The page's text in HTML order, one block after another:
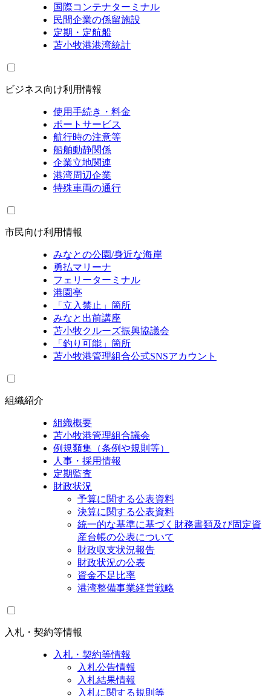
国際コンテナターミナル
民間企業の係留施設
定期・定航船
苫小牧港港湾統計
ビジネス向け利用情報
使用手続き・料金
ポートサービス
航行時の注意等
船舶動静関係
企業立地関連
港湾周辺企業
特殊車両の通行
市民向け利用情報
みなとの公園/身近な海岸
勇払マリーナ
フェリーターミナル
港園亭
「立入禁止」箇所
みなと出前講座
苫小牧クルーズ振興協議会
「釣り可能」箇所
苫小牧港管理組合公式SNSアカウント
組織紹介
組織概要
苫小牧港管理組合議会
例規類集（条例や規則等）
人事・採用情報
定期監査
財政状況
予算に関する公表資料
決算に関する公表資料
統一的な基準に基づく財務書類及び固定資
産台帳の公表について
財政収支状況報告
財政状況の公表
資金不足比率
港湾整備事業経営戦略
入札・契約等情報
入札・契約等情報
入札公告情報
入札結果情報
入札に関する規則等